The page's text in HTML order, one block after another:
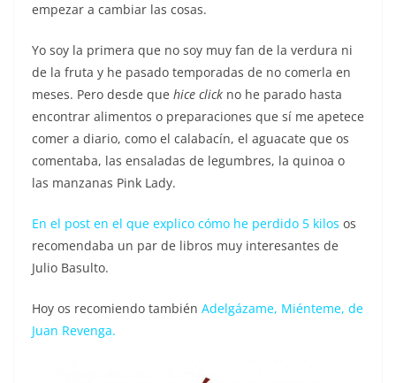
empezar a cambiar las cosas.
Yo soy la primera que no soy muy fan de la verdura ni
de la fruta y he pasado temporadas de no comerla en
meses. Pero desde que hice click no he parado hasta
encontrar alimentos o preparaciones que sí me apetece
comer a diario, como el calabacín, el aguacate que os
comentaba, las ensaladas de legumbres, la quinoa o
las manzanas Pink Lady.
En el post en el que explico cómo he perdido 5 kilos os
recomendaba un par de libros muy interesantes de
Julio Basulto.
Hoy os recomiendo también Adelgázame, Miénteme, de
Juan Revenga.